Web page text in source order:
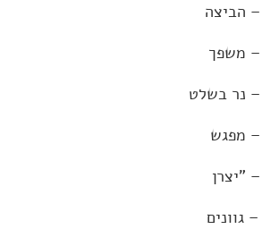
ניסוי מספר 85 – הביצה
ניסוי מספר 86 – משפך
ניסוי מספר 87 – נר בשלט
ניסוי מספר 88 – מפגש
ניסוי מספר 89 – "יצרן